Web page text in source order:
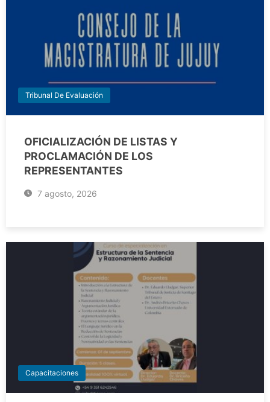
Tribunal De Evaluación
OFICIALIZACIÓN DE LISTAS Y
PROCLAMACIÓN DE LOS
REPRESENTANTES
7 agosto, 2026
Capacitaciones